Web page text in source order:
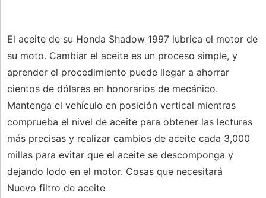
El aceite de su Honda Shadow 1997 lubrica el motor de
su moto. Cambiar el aceite es un proceso simple, y
aprender el procedimiento puede llegar a ahorrar
cientos de dólares en honorarios de mecánico.
Mantenga el vehículo en posición vertical mientras
comprueba el nivel de aceite para obtener las lecturas
más precisas y realizar cambios de aceite cada 3,000
millas para evitar que el aceite se descomponga y
dejando lodo en el motor. Cosas que necesitará
Nuevo filtro de aceite